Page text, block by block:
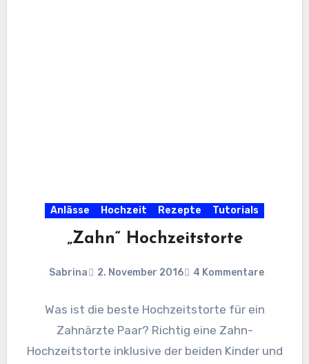
Anlässe Hochzeit Rezepte Tutorials
„Zahn“ Hochzeitstorte
Sabrina 2. November 2016 4 Kommentare
Was ist die beste Hochzeitstorte für ein
Zahnärzte Paar? Richtig eine Zahn-
Hochzeitstorte inklusive der beiden Kinder und